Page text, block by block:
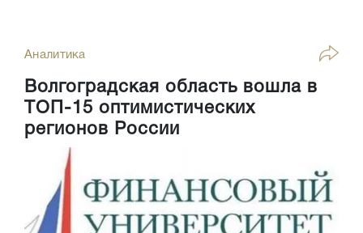
Аналитика
Волгоградская область вошла в
ТОП-15 оптимистических
регионов России